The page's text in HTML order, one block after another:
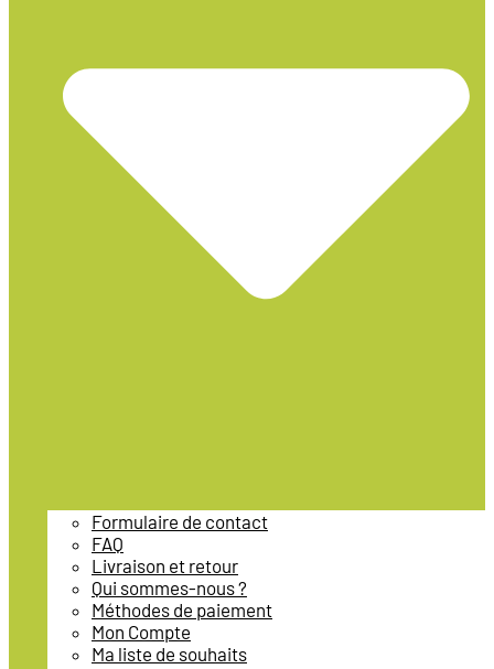
Formulaire de contact
FAQ
Livraison et retour
Qui sommes-nous ?
Méthodes de paiement
Mon Compte
Ma liste de souhaits